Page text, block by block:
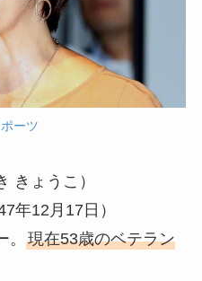
ーツ
きょうこ）
年12月17日）
現在53歳のベテラン